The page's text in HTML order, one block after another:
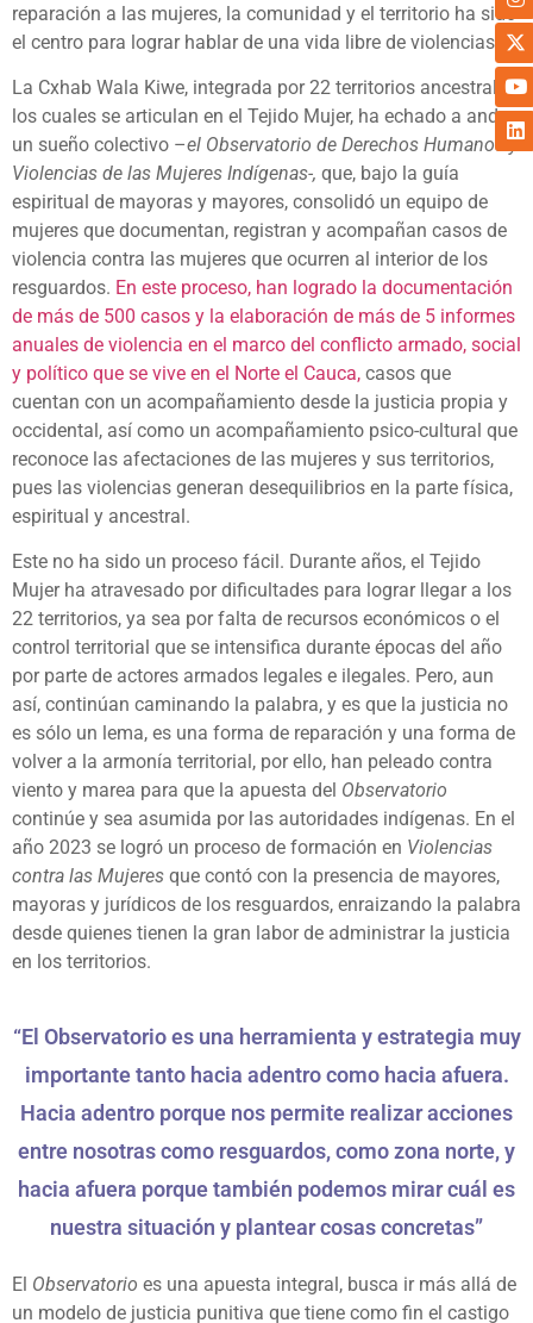
reparación a las mujeres, la comunidad y el territorio ha sido
el centro para lograr hablar de una vida libre de violencias.
La Cxhab Wala Kiwe, integrada por 22 territorios ancestrales,
los cuales se articulan en el Tejido Mujer, ha echado a andar
un sueño colectivo –el Observatorio de Derechos Humanos y
Violencias de las Mujeres Indígenas-, que, bajo la guía
espiritual de mayoras y mayores, consolidó un equipo de
mujeres que documentan, registran y acompañan casos de
violencia contra las mujeres que ocurren al interior de los
resguardos. En este proceso, han logrado la documentación
de más de 500 casos y la elaboración de más de 5 informes
anuales de violencia en el marco del conflicto armado, social
y político que se vive en el Norte el Cauca, casos que
cuentan con un acompañamiento desde la justicia propia y
occidental, así como un acompañamiento psico-cultural que
reconoce las afectaciones de las mujeres y sus territorios,
pues las violencias generan desequilibrios en la parte física,
espiritual y ancestral.
Este no ha sido un proceso fácil. Durante años, el Tejido
Mujer ha atravesado por dificultades para lograr llegar a los
22 territorios, ya sea por falta de recursos económicos o el
control territorial que se intensifica durante épocas del año
por parte de actores armados legales e ilegales. Pero, aun
así, continúan caminando la palabra, y es que la justicia no
es sólo un lema, es una forma de reparación y una forma de
volver a la armonía territorial, por ello, han peleado contra
viento y marea para que la apuesta del Observatorio
continúe y sea asumida por las autoridades indígenas. En el
año 2023 se logró un proceso de formación en Violencias
contra las Mujeres que contó con la presencia de mayores,
mayoras y jurídicos de los resguardos, enraizando la palabra
desde quienes tienen la gran labor de administrar la justicia
en los territorios.
“El Observatorio es una herramienta y estrategia muy
importante tanto hacia adentro como hacia afuera.
Hacia adentro porque nos permite realizar acciones
entre nosotras como resguardos, como zona norte, y
hacia afuera porque también podemos mirar cuál es
nuestra situación y plantear cosas concretas”
El Observatorio es una apuesta integral, busca ir más allá de
un modelo de justicia punitiva que tiene como fin el castigo